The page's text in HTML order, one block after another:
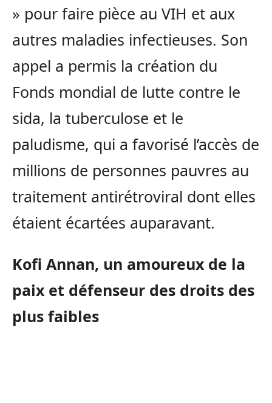
» pour faire pièce au VIH et aux
autres maladies infectieuses. Son
appel a permis la création du
Fonds mondial de lutte contre le
sida, la tuberculose et le
paludisme, qui a favorisé l’accès de
millions de personnes pauvres au
traitement antirétroviral dont elles
étaient écartées auparavant.
Kofi Annan, un amoureux de la
paix et défenseur des droits des
plus faibles